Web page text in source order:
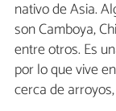
nativo de Asia.
son Camboya,
entre otros. Es
por lo que vive
cerca de